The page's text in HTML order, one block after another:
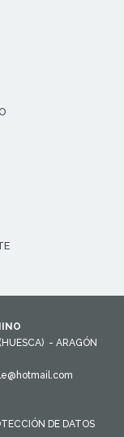
- ARAGÓN
DE DATOS